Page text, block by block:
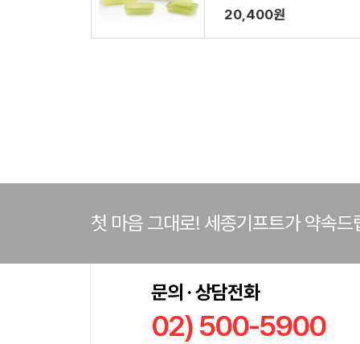
편용기 6개
20,400원
첫 마음 그대로! 세종기프트가 약속드
문의 · 상담전화
02) 500-5900